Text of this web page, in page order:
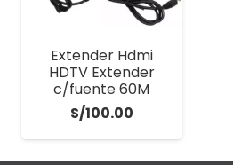
Extender Hdmi
HDTV Extender
c/fuente 60M
S/100.00